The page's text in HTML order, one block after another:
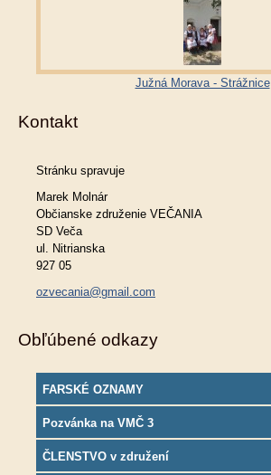
Južná Morava - Strážnice
Kontakt
Stránku spravuje
Marek Molnár
Občianske združenie VEČANIA
SD Veča
ul. Nitrianska
927 05
ozvecania@gmail.com
Obľúbené odkazy
FARSKÉ OZNAMY
Pozvánka na VMČ 3
ČLENSTVO v združení